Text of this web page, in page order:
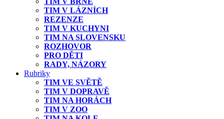
TIM V LÁZNÍCH
REZENZE
TIM V KUCHYNI
TIM NA SLOVENSKU
ROZHOVOR
PRO DĚTI
RADY, NÁZORY
Rubriky
TIM VE SVĚTĚ
TIM V DOPRAVĚ
TIM NA HORÁCH
TIM V ZOO